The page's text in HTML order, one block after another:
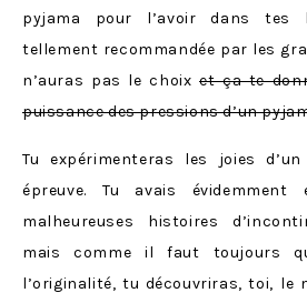
pyjama pour l’avoir dans tes
tellement recommandée par les
n’auras pas le choixet ça te
puissance des pressions d’un
Tu expérimenteras les joies
épreuve. Tu avais évidemment
malheureuses histoires
mais comme il faut toujours
l’originalité, tu découvriras, toi, le